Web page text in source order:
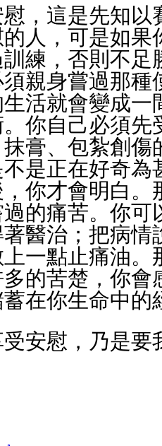
，這是先知以
人，可是如果
練，否則不足
親身嘗過那種
活就會變成一
你自己必須先
膏、包紮創傷
是正在好奇為
你才會明白。
的痛苦。你可
醫治；把病情
一點止痛油。
的苦楚，你會
在你生命中的
安慰，乃是要